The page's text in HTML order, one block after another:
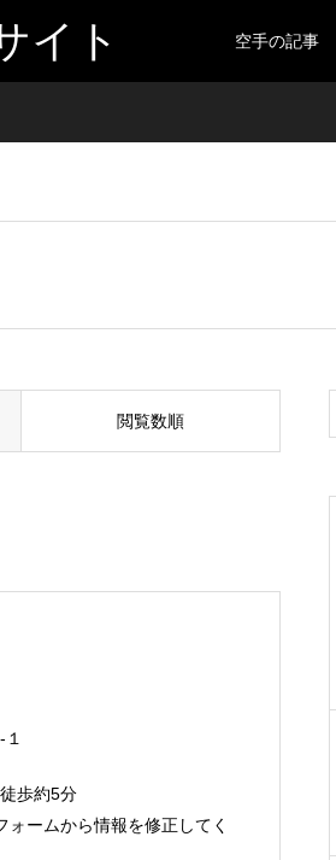
イト 空手の記事
閲覧数順
歩約5分
ームから情報を修正してく